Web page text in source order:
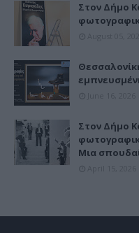
Στον Δήμο
Στον Δήμο
Μια